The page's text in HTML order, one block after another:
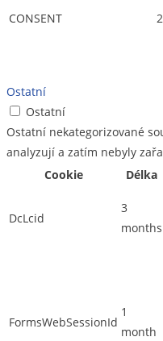
CONSENT
Ostatní
Ostatní
Ostatní nekategorizované
analyzují a zatím nebyly
Cookie
Délka
DcLcid
3
months
FormsWebSessionId
1
month